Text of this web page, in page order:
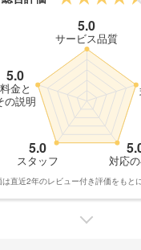
5.0
サービス品質
対応
5.0
スタッフ
5.0
料金と
の説明
直近2年のレビュー付き評価をもと